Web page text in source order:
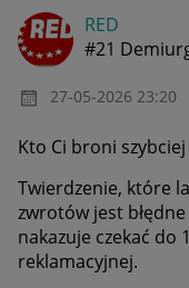
RED
#21 Demiurg
‎27-05-2026 23:20
Kto Ci broni
Twierdzenie, które
zwrotów jest
nakazuje czekać do
reklamacyjnej.